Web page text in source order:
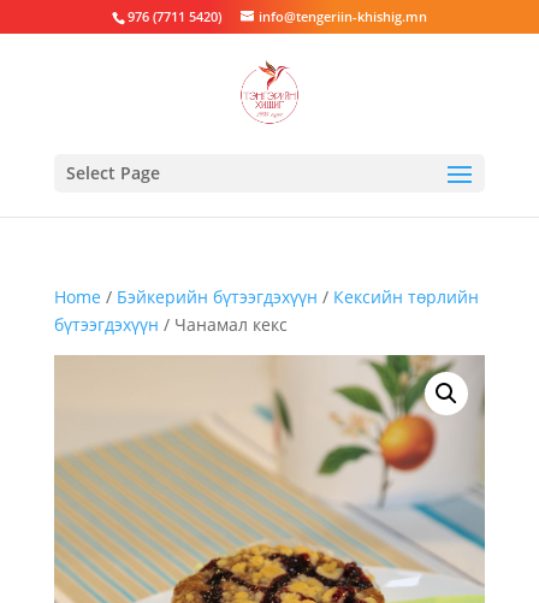
976 (7711 5420) info@tengeriin-khishig.mn
Select Page
Home / Бэйкерийн бүтээгдэхүүн / Кексийн төрлийн
бүтээгдэхүүн / Чанамал кекс